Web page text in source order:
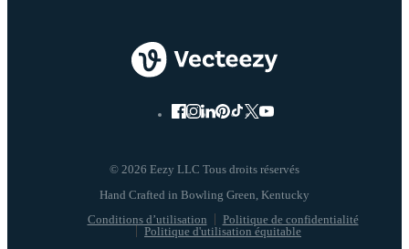
© 2026 Eezy LLC Tous droits réservés
Conditions d’utilisation
Politique de confidentialité
Politique d'utilisation équitable